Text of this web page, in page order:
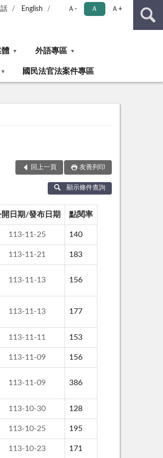
English Ａ- Ａ Ａ+
體 外語專區
國民法官法案件專區
回上一頁 友善列印
顯示條件查詢
開日期/發布日期 點閱率
113-11-25 140
113-11-21 183
113-11-13 156
113-11-13 177
113-11-11 153
113-11-09 156
113-11-09 386
113-10-30 128
113-10-25 195
113-10-23 171